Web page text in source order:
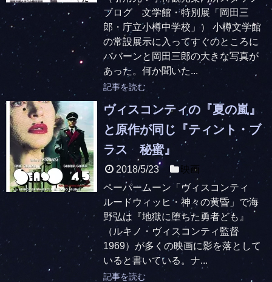
ブログ 文学館・特別展「岡田三
郎・庁立小樽中学校」） 小樽文学館
の常設展示に入ってすぐのところに
ババーンと岡田三郎の大きな写真が
あった。何か聞いた...
記事を読む
ヴィスコンティの『夏の嵐』
と原作が同じ『ティント・ブ
ラス 秘蜜』
2018/5/23
映画
ペーパームーン「ヴィスコンティ
ルードウィッヒ・神々の黄昏」で海
野弘は『地獄に堕ちた勇者ども』
（ルキノ・ヴィスコンティ監督
1969）が多くの映画に影を落として
いると書いている。ナ...
記事を読む